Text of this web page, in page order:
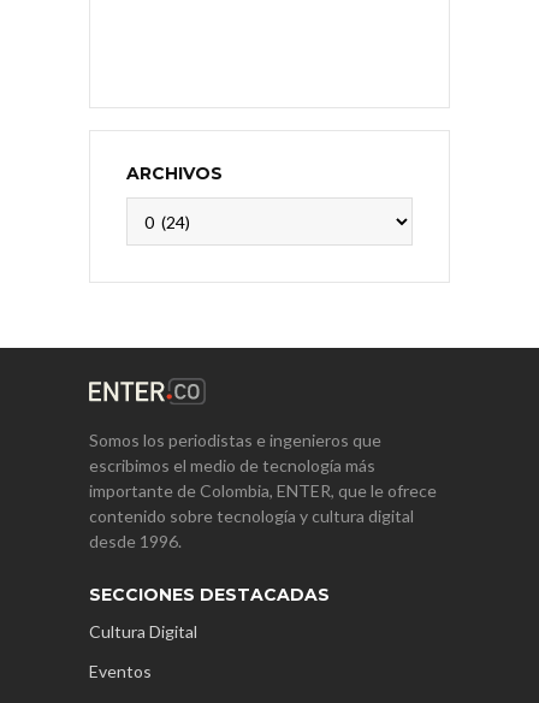
ARCHIVOS
Somos los periodistas e ingenieros que
escribimos el medio de tecnología más
importante de Colombia, ENTER, que le ofrece
contenido sobre tecnología y cultura digital
desde 1996.
SECCIONES DESTACADAS
Cultura Digital
Eventos